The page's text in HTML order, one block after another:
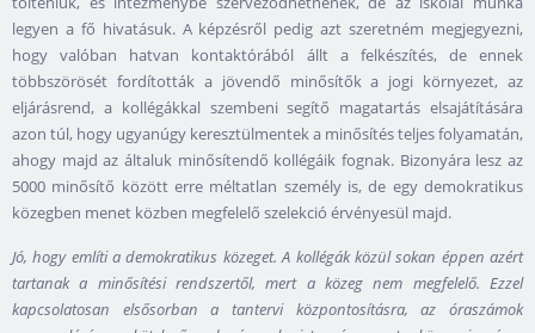
legyen a fő hivatásuk. A képzésről pedig azt szeretném megjegyezni,
hogy valóban hatvan kontaktórából állt a felkészítés, de ennek
többszörösét fordították a jövendő minősítők a jogi környezet, az
eljárásrend, a kollégákkal szembeni segítő magatartás elsajátítására
azon túl, hogy ugyanúgy keresztülmentek a minősítés teljes folyamatán,
ahogy majd az általuk minősítendő kollégáik fognak. Bizonyára lesz az
5000 minősítő között erre méltatlan személy is, de egy demokratikus
közegben menet közben megfelelő szelekció érvényesül majd.
Jó, hogy említi a demokratikus közeget. A kollégák közül sokan éppen azért
tartanak a minősítési rendszertől, mert a közeg nem megfelelő. Ezzel
kapcsolatosan elsősorban a tantervi központosításra, az óraszámok